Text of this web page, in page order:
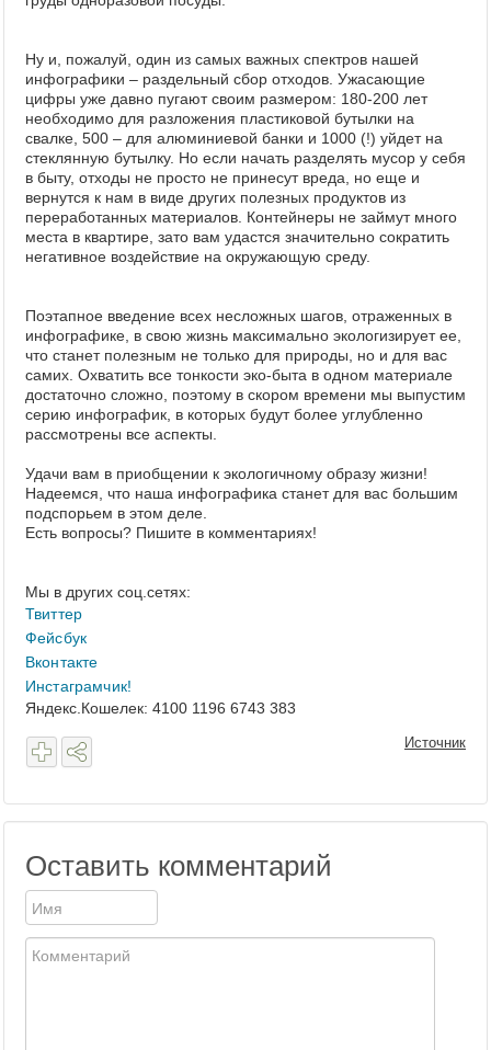
Ну и, пожалуй, один из самых важных спектров нашей
инфографики – раздельный сбор отходов. Ужасающие
цифры уже давно пугают своим размером: 180-200 лет
необходимо для разложения пластиковой бутылки на
свалке, 500 – для алюминиевой банки и 1000 (!) уйдет на
стеклянную бутылку. Но если начать разделять мусор у себя
в быту, отходы не просто не принесут вреда, но еще и
вернутся к нам в виде других полезных продуктов из
переработанных материалов. Контейнеры не займут много
места в квартире, зато вам удастся значительно сократить
негативное воздействие на окружающую среду.
Поэтапное введение всех несложных шагов, отраженных в
инфографике, в свою жизнь максимально экологизирует ее,
что станет полезным не только для природы, но и для вас
самих. Охватить все тонкости эко-быта в одном материале
достаточно сложно, поэтому в скором времени мы выпустим
серию инфографик, в которых будут более углубленно
рассмотрены все аспекты.
Удачи вам в приобщении к экологичному образу жизни!
Надеемся, что наша инфографика станет для вас большим
подспорьем в этом деле.
Есть вопросы? Пишите в комментариях!
Мы в других соц.сетях:
Твиттер
Фейсбук
Вконтакте
Инстаграмчик!
Яндекс.Кошелек: 4100 1196 6743 383
Источник
Оставить комментарий